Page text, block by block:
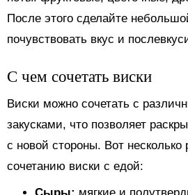
После этого сделайте
почувствовать вкус и
С чем сочетать виски
Виски можно сочетать с
закусками, что позволяет
с новой стороны. Вот несколько
сочетанию виски с едой: